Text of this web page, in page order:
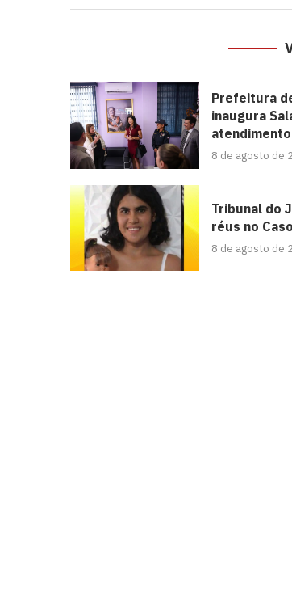
Prefeitura
inaugura
8 de agosto de
Tribunal do
réus no
8 de agosto de